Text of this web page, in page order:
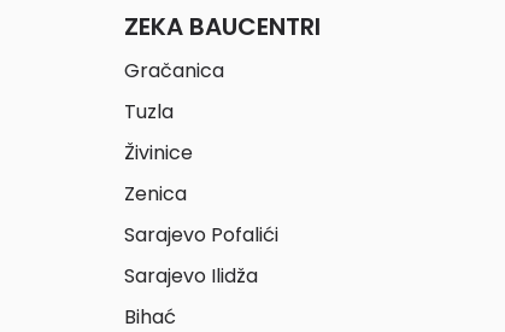
ZEKA BAUCENTRI
Gračanica
Tuzla
Živinice
Zenica
Sarajevo Pofalići
Sarajevo Ilidža
Bihać